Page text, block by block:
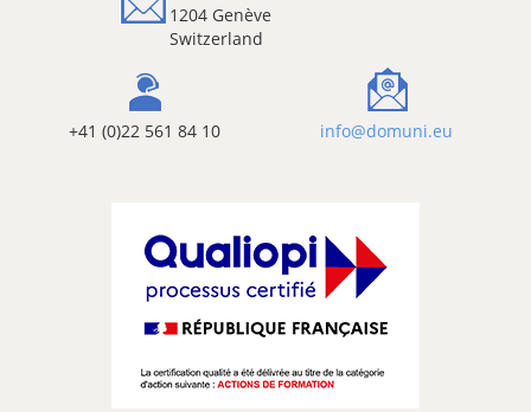
1204 Genève
Switzerland
+41 (0)22 561 84 10 info@domuni.eu